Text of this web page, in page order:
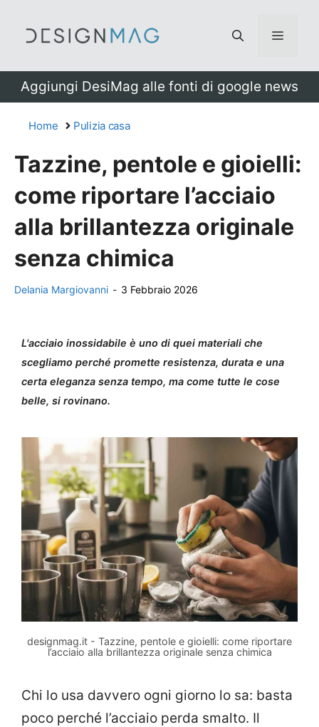
Menu
Aggiungi DesiMag alle fonti di google news
Home Pulizia casa
Tazzine, pentole e gioielli:
come riportare l’acciaio
alla brillantezza originale
senza chimica
Delania Margiovanni - 3 Febbraio 2026
L'acciaio inossidabile è uno di quei materiali che
scegliamo perché promette resistenza, durata e una
certa eleganza senza tempo, ma come tutte le cose
belle, si rovinano.
designmag.it - Tazzine, pentole e gioielli: come riportare
l’acciaio alla brillantezza originale senza chimica
Chi lo usa davvero ogni giorno lo sa: basta
poco perché l’acciaio perda smalto. Il